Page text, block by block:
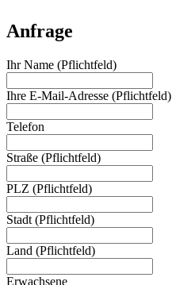
Anfrage
Ihr Name (Pflichtfeld)
Ihre E-Mail-Adresse (Pflichtfeld)
Telefon
Straße (Pflichtfeld)
PLZ (Pflichtfeld)
Stadt (Pflichtfeld)
Land (Pflichtfeld)
Erwachsene